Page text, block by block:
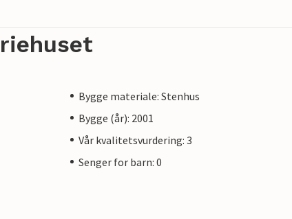
Bygge materiale: Stenhus
Bygge (år): 2001
Vår kvalitetsvurdering: 3
Senger for barn: 0